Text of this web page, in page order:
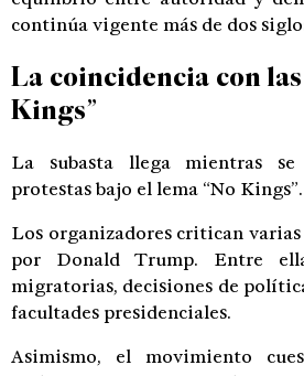
continúa vigente más de dos
La coincidencia con
Kings”
La subasta llega mientras se
protestas bajo el lema “No Kings”.
Los organizadores critican
por Donald Trump. Entre
migratorias, decisiones de
facultades presidenciales.
Asimismo, el movimiento